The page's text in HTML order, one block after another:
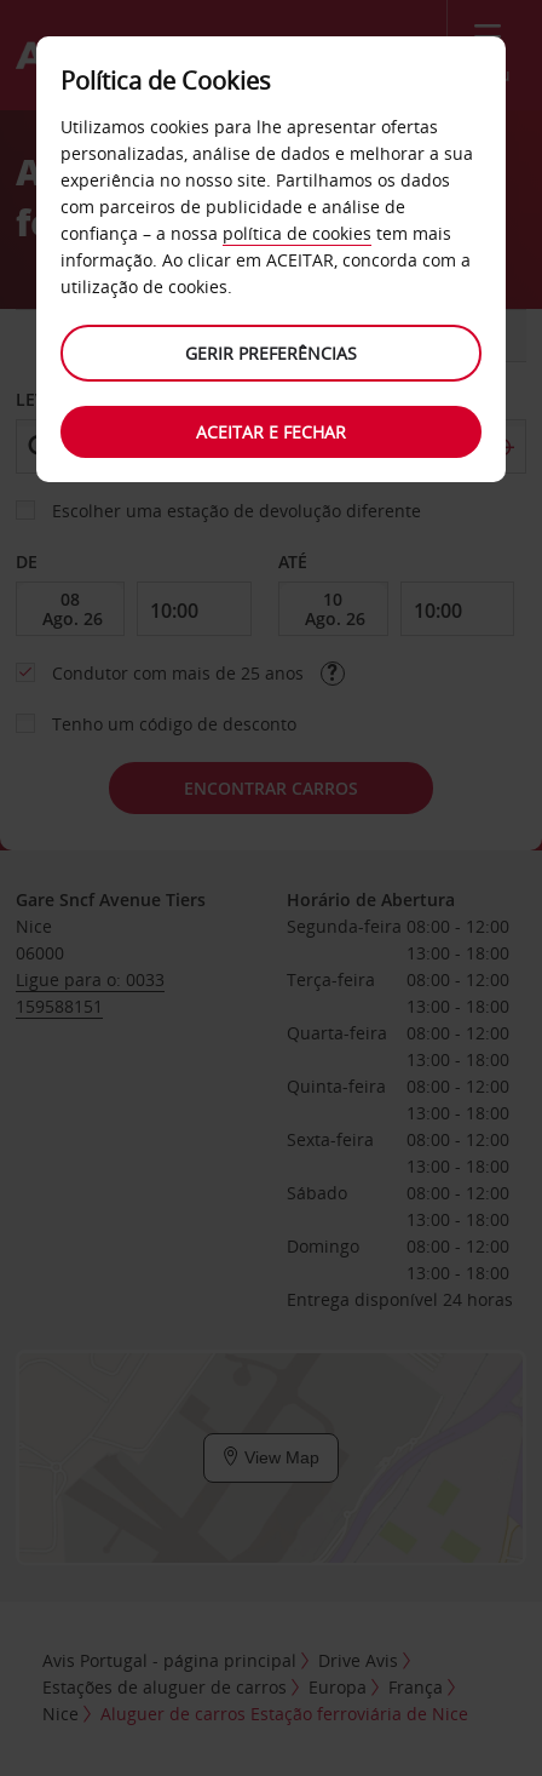
Menu
Welcome
AvisAluguer de carros Estação
ferroviária de Nice
CARRO COMERCIAIS
LEVANTAR EM
Escolher uma estação de devolução diferente
DE ATÉ
Condutor com mais de 25 anos
Tenho um código de desconto
ENCONTRAR CARROS
Gare Sncf Avenue Tiers
Nice
06000
Ligue para o: 0033
159588151
Horário de Abertura
Segunda-feira 08:00 - 12:00
13:00 - 18:00
Terça-feira
08:00 - 12:00
13:00 - 18:00
Quarta-feira
08:00 - 12:00
13:00 - 18:00
Quinta-feira
08:00 - 12:00
13:00 - 18:00
Sexta-feira
08:00 - 12:00
13:00 - 18:00
Sábado
08:00 - 12:00
13:00 - 18:00
Domingo
08:00 - 12:00
13:00 - 18:00
Entrega disponível 24 horas
View Map
Avis Portugal - página principal
Drive Avis
Estações de aluguer de carros
Europa
França
Nice
Aluguer de carros Estação ferroviária de Nice
Política de Cookies
Utilizamos cookies para lhe apresentar ofertas
personalizadas, análise de dados e melhorar a sua
experiência no nosso site. Partilhamos os dados
com parceiros de publicidade e análise de
confiança – a nossa política de cookies tem mais
informação. Ao clicar em ACEITAR, concorda com a
utilização de cookies.
GERIR PREFERÊNCIAS
ACEITAR E FECHAR